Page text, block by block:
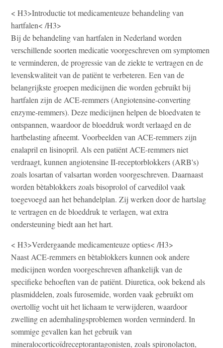
< H3>Introductie tot medicamenteuze behandeling van
hartfalen< /H3>
Bij de behandeling van hartfalen in Nederland worden
verschillende soorten medicatie voorgeschreven om symptomen
te verminderen, de progressie van de ziekte te vertragen en de
levenskwaliteit van de patiënt te verbeteren. Een van de
belangrijkste groepen medicijnen die worden gebruikt bij
hartfalen zijn de ACE-remmers (Angiotensine-converting
enzyme-remmers). Deze medicijnen helpen de bloedvaten te
ontspannen, waardoor de bloeddruk wordt verlaagd en de
hartbelasting afneemt. Voorbeelden van ACE-remmers zijn
enalapril en lisinopril. Als een patiënt ACE-remmers niet
verdraagt, kunnen angiotensine II-receptorblokkers (ARB's)
zoals losartan of valsartan worden voorgeschreven. Daarnaast
worden bètablokkers zoals bisoprolol of carvedilol vaak
toegevoegd aan het behandelplan. Zij werken door de hartslag
te vertragen en de bloeddruk te verlagen, wat extra
ondersteuning biedt aan het hart.
< H3>Verdergaande medicamenteuze opties< /H3>
Naast ACE-remmers en bètablokkers kunnen ook andere
medicijnen worden voorgeschreven afhankelijk van de
specifieke behoeften van de patiënt. Diuretica, ook bekend als
plasmiddelen, zoals furosemide, worden vaak gebruikt om
overtollig vocht uit het lichaam te verwijderen, waardoor
zwelling en ademhalingsproblemen worden verminderd. In
sommige gevallen kan het gebruik van
mineralocorticoïdreceptorantagonisten, zoals spironolacton,